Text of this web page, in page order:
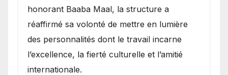
honorant Baaba Maal, la structure a
réaffirmé sa volonté de mettre en lumière
des personnalités dont le travail incarne
l’excellence, la fierté culturelle et l’amitié
internationale.